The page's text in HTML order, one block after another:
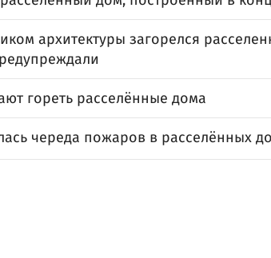
архитектуры загорелся
гореть расселённые дома
череда пожаров в расселённых